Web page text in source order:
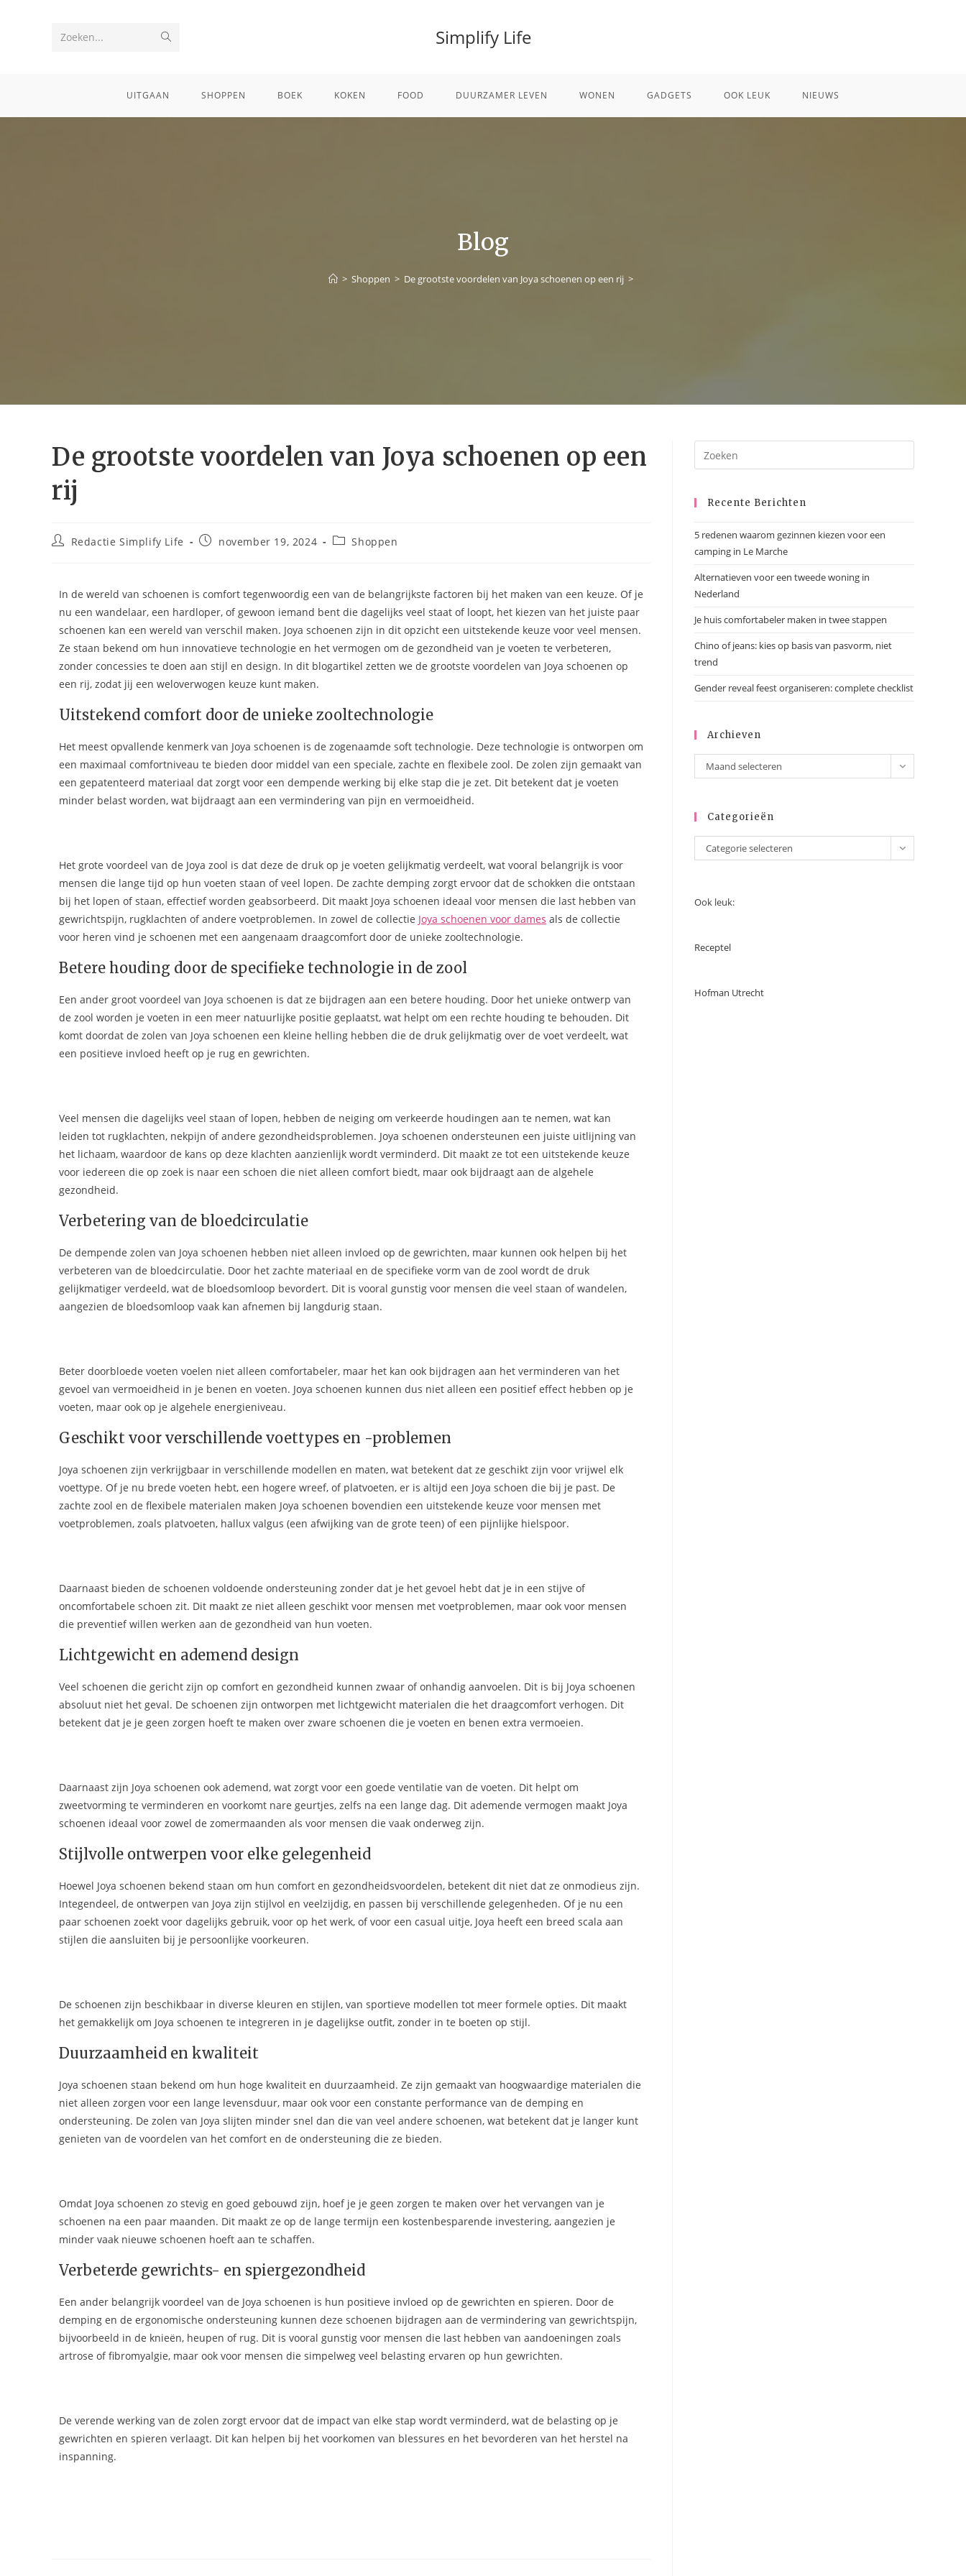
Zoeken... Simplify Life
UITGAAN SHOPPEN BOEK KOKEN FOOD DUURZAMER LEVEN WONEN GADGETS OOK LEUK NIEUWS
Blog
> Shoppen > De grootste voordelen van Joya schoenen op een rij >
De grootste voordelen van Joya schoenen op een
rij
Redactie Simplify Life november 19, 2024 Shoppen
In de wereld van schoenen is comfort tegenwoordig een van de belangrijkste factoren bij het maken van een keuze. Of je
nu een wandelaar, een hardloper, of gewoon iemand bent die dagelijks veel staat of loopt, het kiezen van het juiste paar
schoenen kan een wereld van verschil maken. Joya schoenen zijn in dit opzicht een uitstekende keuze voor veel mensen.
Ze staan bekend om hun innovatieve technologie en het vermogen om de gezondheid van je voeten te verbeteren,
zonder concessies te doen aan stijl en design. In dit blogartikel zetten we de grootste voordelen van Joya schoenen op
een rij, zodat jij een weloverwogen keuze kunt maken.
Uitstekend comfort door de unieke zooltechnologie
Het meest opvallende kenmerk van Joya schoenen is de zogenaamde soft technologie. Deze technologie is ontworpen om
een maximaal comfortniveau te bieden door middel van een speciale, zachte en flexibele zool. De zolen zijn gemaakt van
een gepatenteerd materiaal dat zorgt voor een dempende werking bij elke stap die je zet. Dit betekent dat je voeten
minder belast worden, wat bijdraagt aan een vermindering van pijn en vermoeidheid.
Het grote voordeel van de Joya zool is dat deze de druk op je voeten gelijkmatig verdeelt, wat vooral belangrijk is voor
mensen die lange tijd op hun voeten staan of veel lopen. De zachte demping zorgt ervoor dat de schokken die ontstaan
bij het lopen of staan, effectief worden geabsorbeerd. Dit maakt Joya schoenen ideaal voor mensen die last hebben van
gewrichtspijn, rugklachten of andere voetproblemen. In zowel de collectie Joya schoenen voor dames als de collectie
voor heren vind je schoenen met een aangenaam draagcomfort door de unieke zooltechnologie.
Betere houding door de specifieke technologie in de zool
Een ander groot voordeel van Joya schoenen is dat ze bijdragen aan een betere houding. Door het unieke ontwerp van
de zool worden je voeten in een meer natuurlijke positie geplaatst, wat helpt om een rechte houding te behouden. Dit
komt doordat de zolen van Joya schoenen een kleine helling hebben die de druk gelijkmatig over de voet verdeelt, wat
een positieve invloed heeft op je rug en gewrichten.
Veel mensen die dagelijks veel staan of lopen, hebben de neiging om verkeerde houdingen aan te nemen, wat kan
leiden tot rugklachten, nekpijn of andere gezondheidsproblemen. Joya schoenen ondersteunen een juiste uitlijning van
het lichaam, waardoor de kans op deze klachten aanzienlijk wordt verminderd. Dit maakt ze tot een uitstekende keuze
voor iedereen die op zoek is naar een schoen die niet alleen comfort biedt, maar ook bijdraagt aan de algehele
gezondheid.
Verbetering van de bloedcirculatie
De dempende zolen van Joya schoenen hebben niet alleen invloed op de gewrichten, maar kunnen ook helpen bij het
verbeteren van de bloedcirculatie. Door het zachte materiaal en de specifieke vorm van de zool wordt de druk
gelijkmatiger verdeeld, wat de bloedsomloop bevordert. Dit is vooral gunstig voor mensen die veel staan of wandelen,
aangezien de bloedsomloop vaak kan afnemen bij langdurig staan.
Beter doorbloede voeten voelen niet alleen comfortabeler, maar het kan ook bijdragen aan het verminderen van het
gevoel van vermoeidheid in je benen en voeten. Joya schoenen kunnen dus niet alleen een positief effect hebben op je
voeten, maar ook op je algehele energieniveau.
Geschikt voor verschillende voettypes en -problemen
Joya schoenen zijn verkrijgbaar in verschillende modellen en maten, wat betekent dat ze geschikt zijn voor vrijwel elk
voettype. Of je nu brede voeten hebt, een hogere wreef, of platvoeten, er is altijd een Joya schoen die bij je past. De
zachte zool en de flexibele materialen maken Joya schoenen bovendien een uitstekende keuze voor mensen met
voetproblemen, zoals platvoeten, hallux valgus (een afwijking van de grote teen) of een pijnlijke hielspoor.
Daarnaast bieden de schoenen voldoende ondersteuning zonder dat je het gevoel hebt dat je in een stijve of
oncomfortabele schoen zit. Dit maakt ze niet alleen geschikt voor mensen met voetproblemen, maar ook voor mensen
die preventief willen werken aan de gezondheid van hun voeten.
Lichtgewicht en ademend design
Veel schoenen die gericht zijn op comfort en gezondheid kunnen zwaar of onhandig aanvoelen. Dit is bij Joya schoenen
absoluut niet het geval. De schoenen zijn ontworpen met lichtgewicht materialen die het draagcomfort verhogen. Dit
betekent dat je je geen zorgen hoeft te maken over zware schoenen die je voeten en benen extra vermoeien.
Daarnaast zijn Joya schoenen ook ademend, wat zorgt voor een goede ventilatie van de voeten. Dit helpt om
zweetvorming te verminderen en voorkomt nare geurtjes, zelfs na een lange dag. Dit ademende vermogen maakt Joya
schoenen ideaal voor zowel de zomermaanden als voor mensen die vaak onderweg zijn.
Stijlvolle ontwerpen voor elke gelegenheid
Hoewel Joya schoenen bekend staan om hun comfort en gezondheidsvoordelen, betekent dit niet dat ze onmodieus zijn.
Integendeel, de ontwerpen van Joya zijn stijlvol en veelzijdig, en passen bij verschillende gelegenheden. Of je nu een
paar schoenen zoekt voor dagelijks gebruik, voor op het werk, of voor een casual uitje, Joya heeft een breed scala aan
stijlen die aansluiten bij je persoonlijke voorkeuren.
De schoenen zijn beschikbaar in diverse kleuren en stijlen, van sportieve modellen tot meer formele opties. Dit maakt
het gemakkelijk om Joya schoenen te integreren in je dagelijkse outfit, zonder in te boeten op stijl.
Duurzaamheid en kwaliteit
Joya schoenen staan bekend om hun hoge kwaliteit en duurzaamheid. Ze zijn gemaakt van hoogwaardige materialen die
niet alleen zorgen voor een lange levensduur, maar ook voor een constante performance van de demping en
ondersteuning. De zolen van Joya slijten minder snel dan die van veel andere schoenen, wat betekent dat je langer kunt
genieten van de voordelen van het comfort en de ondersteuning die ze bieden.
Omdat Joya schoenen zo stevig en goed gebouwd zijn, hoef je je geen zorgen te maken over het vervangen van je
schoenen na een paar maanden. Dit maakt ze op de lange termijn een kostenbesparende investering, aangezien je
minder vaak nieuwe schoenen hoeft aan te schaffen.
Verbeterde gewrichts- en spiergezondheid
Een ander belangrijk voordeel van de Joya schoenen is hun positieve invloed op de gewrichten en spieren. Door de
demping en de ergonomische ondersteuning kunnen deze schoenen bijdragen aan de vermindering van gewrichtspijn,
bijvoorbeeld in de knieën, heupen of rug. Dit is vooral gunstig voor mensen die last hebben van aandoeningen zoals
artrose of fibromyalgie, maar ook voor mensen die simpelweg veel belasting ervaren op hun gewrichten.
De verende werking van de zolen zorgt ervoor dat de impact van elke stap wordt verminderd, wat de belasting op je
gewrichten en spieren verlaagt. Dit kan helpen bij het voorkomen van blessures en het bevorderen van het herstel na
inspanning.
Recente Berichten
5 redenen waarom gezinnen kiezen voor een
camping in Le Marche
Alternatieven voor een tweede woning in
Nederland
Je huis comfortabeler maken in twee stappen
Chino of jeans: kies op basis van pasvorm, niet
trend
Gender reveal feest organiseren: complete checklist
Archieven
Maand selecteren
Categorieën
Categorie selecteren
Ook leuk:
Receptel
Hofman Utrecht